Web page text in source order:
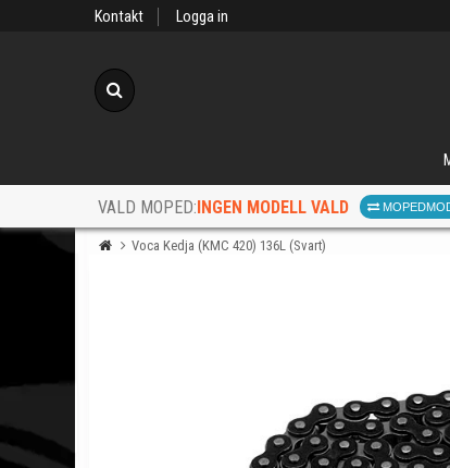
Kontakt Logga in
VALD MOPED:INGEN MODELL VALD
Voca Kedja (KMC 420) 136L (Svart)